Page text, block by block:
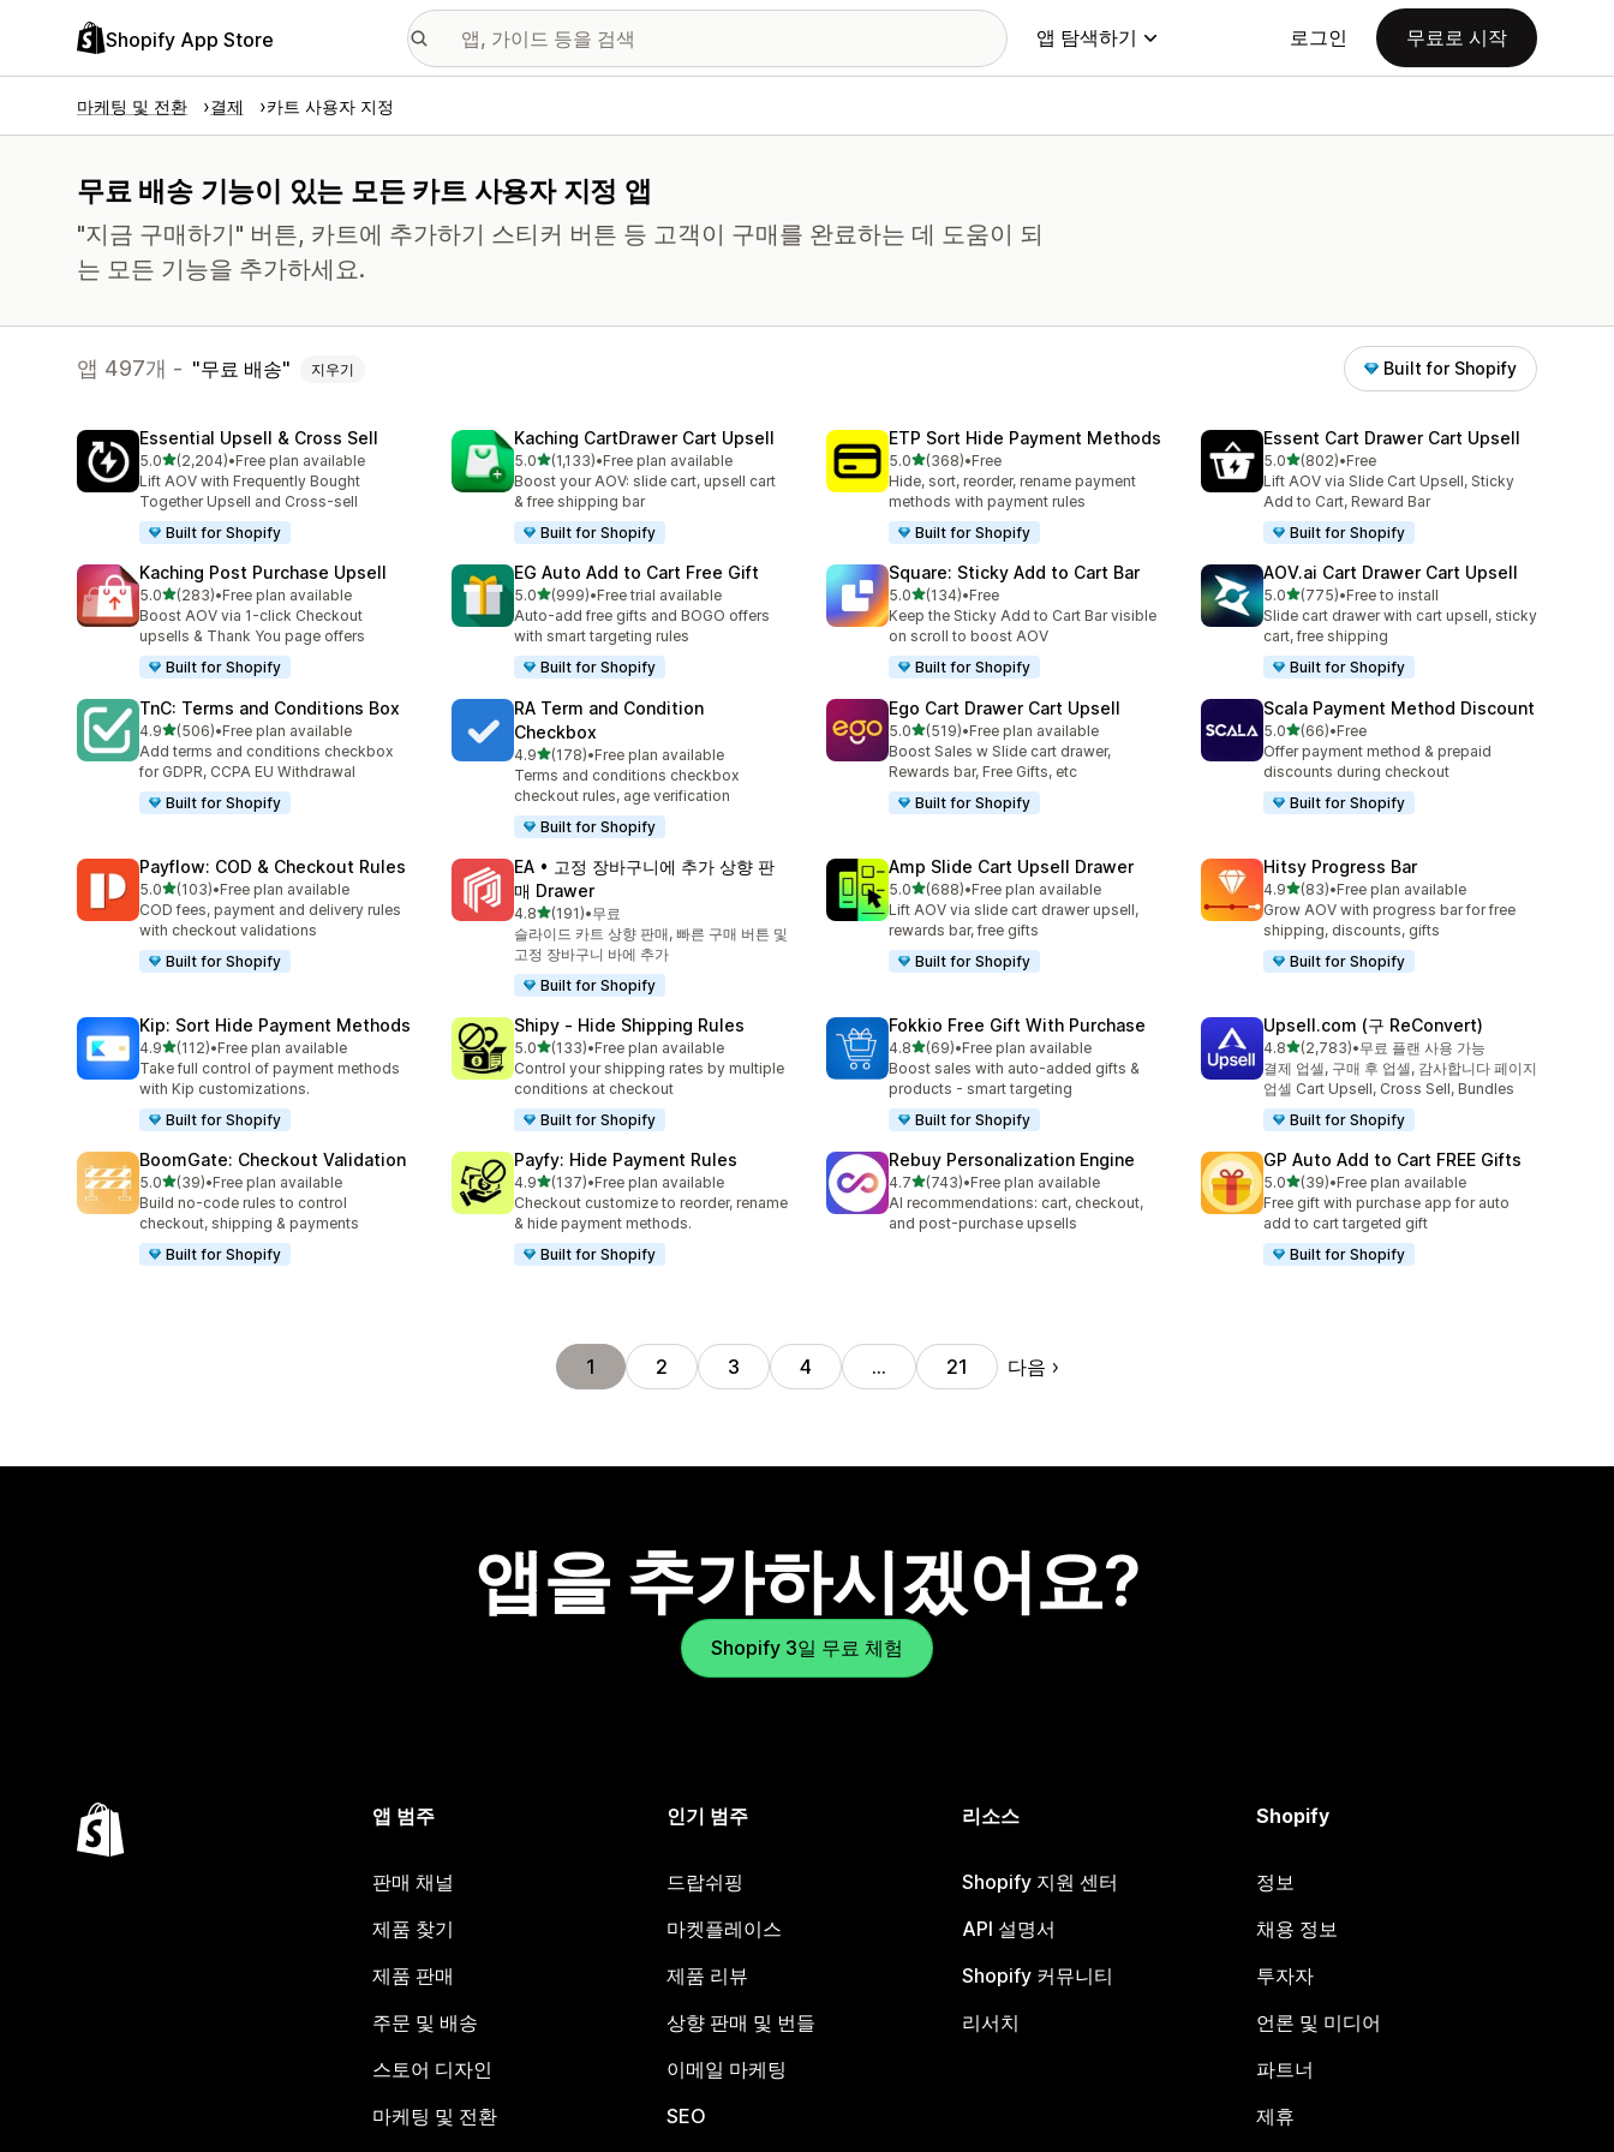
Shopify App Store 앱 탐색하기 로그인 무료로 시작
마케팅 및 전환 결제 카트 사용자 지정
무료 배송 기능이 있는 모든 카트 사용자 지정 앱
"지금 구매하기" 버튼, 카트에 추가하기 스티커 버튼 등 고객이 구매를 완료하는 데 도움이 되
는 모든 기능을 추가하세요.
앱 497개 - 무료 배송 지우기 Built for Shopify
Essential Upsell & Cross Sell
5.0별 5개 중
(2,204)
총 리뷰 2204개
•Free plan available
Lift AOV with Frequently Bought
Together Upsell and Cross-sell
Built for Shopify
Kaching CartDrawer Cart Upsell
5.0별 5개 중
(1,133)
총 리뷰 1133개
•Free plan available
Boost your AOV: slide cart, upsell cart
& free shipping bar
Built for Shopify
ETP Sort Hide Payment Methods
5.0별 5개 중
(368)
총 리뷰 368개
•Free
Hide, sort, reorder, rename payment
methods with payment rules
Built for Shopify
Essent Cart Drawer Cart Upsell
5.0별 5개 중
(802)
총 리뷰 802개
•Free
Lift AOV via Slide Cart Upsell, Sticky
Add to Cart, Reward Bar
Built for Shopify
Kaching Post Purchase Upsell
5.0별 5개 중
(283)
총 리뷰 283개
•Free plan available
Boost AOV via 1-click Checkout
upsells & Thank You page offers
Built for Shopify
EG Auto Add to Cart Free Gift
5.0별 5개 중
(999)
총 리뷰 999개
•Free trial available
Auto-add free gifts and BOGO offers
with smart targeting rules
Built for Shopify
Square: Sticky Add to Cart Bar
5.0별 5개 중
(134)
총 리뷰 134개
•Free
Keep the Sticky Add to Cart Bar visible
on scroll to boost AOV
Built for Shopify
AOV.ai Cart Drawer Cart Upsell
5.0별 5개 중
(775)
총 리뷰 775개
•Free to install
Slide cart drawer with cart upsell, sticky
cart, free shipping
Built for Shopify
TnC: Terms and Conditions Box
4.9별 5개 중
(506)
총 리뷰 506개
•Free plan available
Add terms and conditions checkbox
for GDPR, CCPA EU Withdrawal
Built for Shopify
RA Term and Condition
Checkbox
4.9별 5개 중
(178)
총 리뷰 178개
•Free plan available
Terms and conditions checkbox
checkout rules, age verification
Built for Shopify
Ego Cart Drawer Cart Upsell
5.0별 5개 중
(519)
총 리뷰 519개
•Free plan available
Boost Sales w Slide cart drawer,
Rewards bar, Free Gifts, etc
Built for Shopify
Scala Payment Method Discount
5.0별 5개 중
(66)
총 리뷰 66개
•Free
Offer payment method & prepaid
discounts during checkout
Built for Shopify
Payflow: COD & Checkout Rules
5.0별 5개 중
(103)
총 리뷰 103개
•Free plan available
COD fees, payment and delivery rules
with checkout validations
Built for Shopify
EA • 고정 장바구니에 추가 상향 판
매 Drawer
4.8별 5개 중
(191)
총 리뷰 191개
•무료
슬라이드 카트 상향 판매, 빠른 구매 버튼 및
고정 장바구니 바에 추가
Built for Shopify
Amp Slide Cart Upsell Drawer
5.0별 5개 중
(688)
총 리뷰 688개
•Free plan available
Lift AOV via slide cart drawer upsell,
rewards bar, free gifts
Built for Shopify
Hitsy Progress Bar
4.9별 5개 중
(83)
총 리뷰 83개
•Free plan available
Grow AOV with progress bar for free
shipping, discounts, gifts
Built for Shopify
Kip: Sort Hide Payment Methods
4.9별 5개 중
(112)
총 리뷰 112개
•Free plan available
Take full control of payment methods
with Kip customizations.
Built for Shopify
Shipy ‑ Hide Shipping Rules
5.0별 5개 중
(133)
총 리뷰 133개
•Free plan available
Control your shipping rates by multiple
conditions at checkout
Built for Shopify
Fokkio Free Gift With Purchase
4.8별 5개 중
(69)
총 리뷰 69개
•Free plan available
Boost sales with auto-added gifts &
products - smart targeting
Built for Shopify
Upsell.com (구 ReConvert)
4.8별 5개 중
(2,783)
총 리뷰 2783개
•무료 플랜 사용 가능
결제 업셀, 구매 후 업셀, 감사합니다 페이지
업셀 Cart Upsell, Cross Sell, Bundles
Built for Shopify
BoomGate: Checkout Validation
5.0별 5개 중
(39)
총 리뷰 39개
•Free plan available
Build no-code rules to control
checkout, shipping & payments
Built for Shopify
Payfy: Hide Payment Rules
4.9별 5개 중
(137)
총 리뷰 137개
•Free plan available
Checkout customize to reorder, rename
& hide payment methods.
Built for Shopify
Rebuy Personalization Engine
4.7별 5개 중
(743)
총 리뷰 743개
•Free plan available
AI recommendations: cart, checkout,
and post-purchase upsells
GP Auto Add to Cart FREE Gifts
5.0별 5개 중
(39)
총 리뷰 39개
•Free plan available
Free gift with purchase app for auto
add to cart targeted gift
Built for Shopify
1 2 3 4 … 21 다음
앱을 추가하시겠어요?
Shopify 3일 무료 체험
앱 범주
판매 채널
제품 찾기
제품 판매
주문 및 배송
스토어 디자인
마케팅 및 전환
인기 범주
드랍쉬핑
마켓플레이스
제품 리뷰
상향 판매 및 번들
이메일 마케팅
SEO
리소스
Shopify 지원 센터
API 설명서
Shopify 커뮤니티
리서치
Shopify
정보
채용 정보
투자자
언론 및 미디어
파트너
제휴